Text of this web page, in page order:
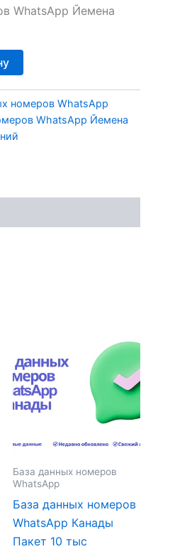
WhatsApp Йемена
номеров WhatsApp
WhatsApp Йемена
База данных номеров
WhatsApp
База данных номеров
WhatsApp Канады
Пакет 10 тыс